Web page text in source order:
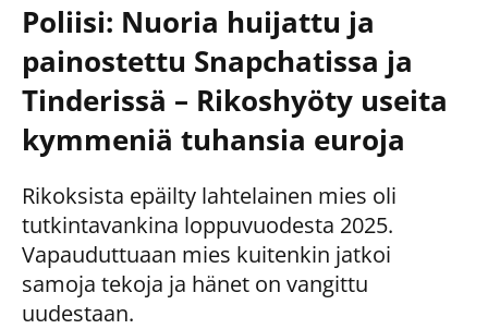
Poliisi: Nuoria huijattu ja
painostettu Snapchatissa ja
Tinderissä – Rikoshyöty useita
kymmeniä tuhansia euroja
Rikoksista epäilty lahtelainen mies oli
tutkintavankina loppuvuodesta 2025.
Vapauduttuaan mies kuitenkin jatkoi
samoja tekoja ja hänet on vangittu
uudestaan.